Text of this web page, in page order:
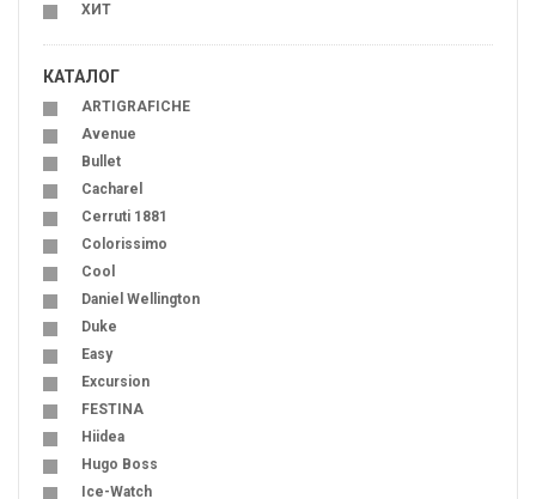
ХИТ
КАТАЛОГ
ARTIGRAFICHE
Avenue
Bullet
Cacharel
Cerruti 1881
Colorissimo
Cool
Daniel Wellington
Duke
Easy
Excursion
FESTINA
Hiidea
Hugo Boss
Ice-Watch